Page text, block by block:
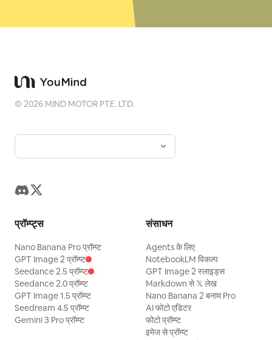
©2026 MIND MOTOR PTE. LTD.
प्रॉम्प्ट्स
Nano Banana Pro प्रॉम्प्ट
GPT Image 2 प्रॉम्प्ट
Seedance 2.5 प्रॉम्प्ट
Seedance 2.0 प्रॉम्प्ट
GPT Image 1.5 प्रॉम्प्ट
Seedream 4.5 प्रॉम्प्ट
Gemini 3 Pro प्रॉम्प्ट
संसाधन
Agents के लिए
NotebookLM विकल्प
GPT Image 2 स्लाइड्स
Markdown से 𝕏 लेख
Nano Banana 2 बनाम Pro
AI फोटो एडिटर
फोटो प्रॉम्प्ट
इमेज से प्रॉम्प्ट